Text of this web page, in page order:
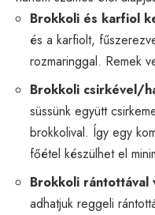
Brokkoli és karfiol
és a karfiolt,
rozmaringgal. Remek
Brokkoli csirkével/
süssünk együtt
brokkolival. Így egy
főétel készülhet el
Brokkoli rántottával
adhatjuk reggeli